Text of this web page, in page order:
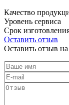
Качество
Уровень сервиса
Срок
Оставить отзыв
Оставить отзыв